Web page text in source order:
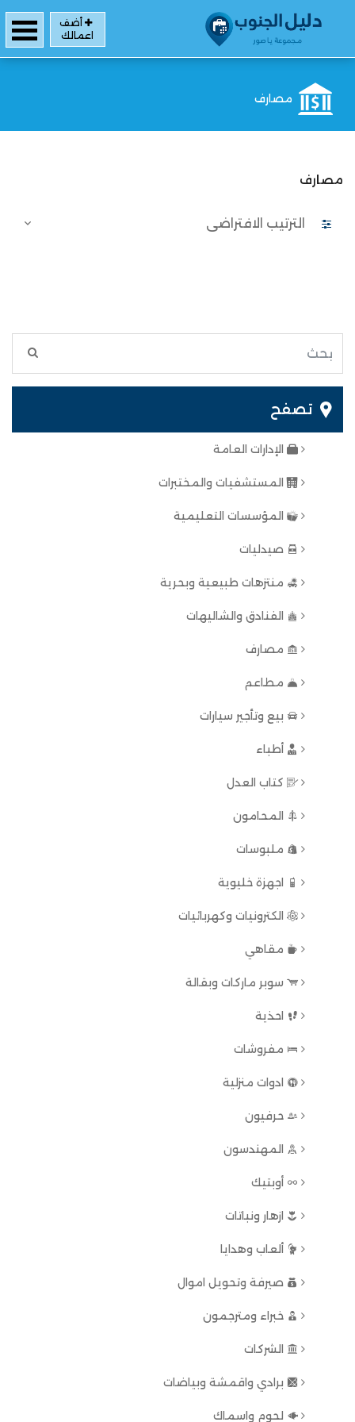
أضف
اعمالك
مصارف
مصارف
تصفح
الإدارات العامة
المستشفيات والمختبرات
المؤسسات التعليمية
صيدليات
منتزهات طبيعية وبحرية
الفنادق والشاليهات
مصارف
مطاعم
بيع وتأجير سيارات
أطباء
كتاب العدل
المحامون
ملبوسات
اجهزة خليوية
الكترونيات وكهربائيات
مقاهي
سوبر ماركات وبقالة
احذية
مفروشات
ادوات منزلية
حرفيون
المهندسون
أوبتيك
ازهار ونباتات
ألعاب وهدايا
صيرفة وتحويل اموال
خبراء ومترجمون
الشركات
برادي واقمشة وبياضات
لحوم واسماك